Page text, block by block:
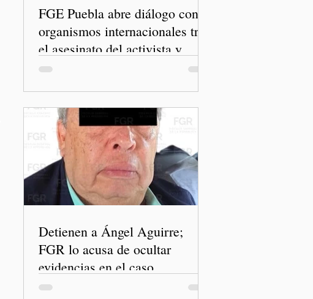
FGE Puebla abre diálogo con
organismos internacionales tras
el asesinato del activista y
comunicador Josué Martínez
Detienen a Ángel Aguirre;
FGR lo acusa de ocultar
evidencias en el caso
Ayotzinapa